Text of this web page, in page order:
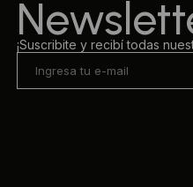
¡Suscribite y recibí todas